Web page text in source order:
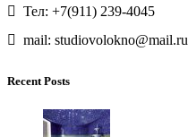
Тел: +7(911) 239-4045
mail: studiovolokno@mail.ru
Recent Posts